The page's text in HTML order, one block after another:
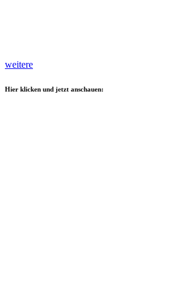
weitere
Hier klicken und jetzt anschauen: